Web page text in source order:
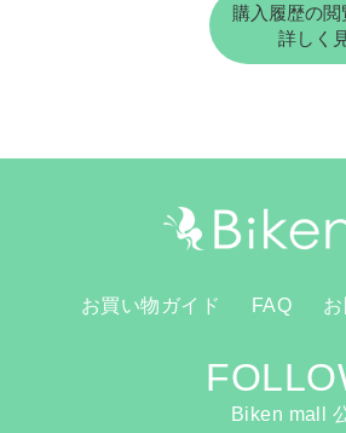
購入履歴の閲
詳しく
お買い物ガイド FAQ
Biken mall